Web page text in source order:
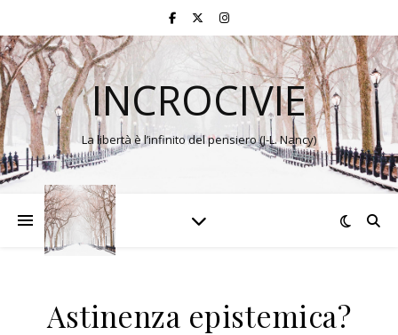
INCROCIVIE
La libertà è l’infinito del pensiero (J-L. Nancy)
Astinenza epistemica?